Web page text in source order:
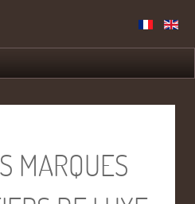
MARQUES